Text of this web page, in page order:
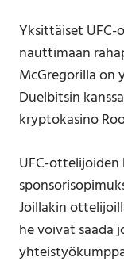
Yksittäiset
nauttimaan
McGregorilla on
Duelbitsin
kryptokasino
UFC-
Joillakin
he voivat saada